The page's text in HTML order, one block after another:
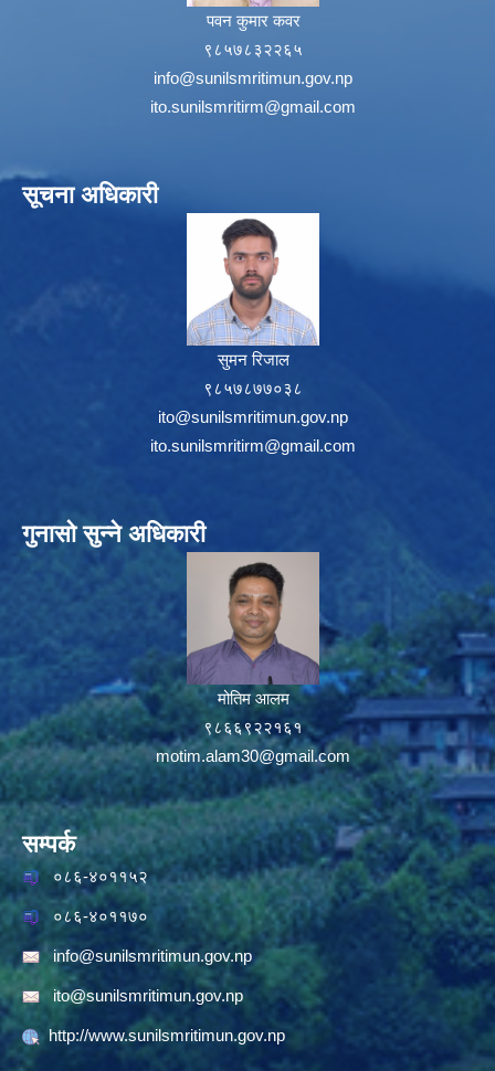
पवन कुमार कवर
९८५७८३२२६५
info@sunilsmritimun.gov.np
ito.sunilsmritirm@gmail.com
सूचना अधिकारी
सुमन रिजाल
९८५७८७७०३८
ito@sunilsmritimun.gov.np
ito.sunilsmritirm@gmail.com
गुनासो सुन्ने अधिकारी
मोतिम आलम
९८६६९२२१६१
motim.alam30@gmail.com
सम्पर्क
०८६-४०११५२
०८६-४०११७०
info@sunilsmritimun.gov.np
ito@sunilsmritimun.gov.np
http://www.sunilsmritimun.gov.np